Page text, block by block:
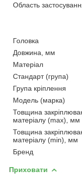
Область
Головка
Довжина, мм
Матеріал
Стандарт (група)
Група кріплення
Модель (марка)
Товщина
матеріалу (max), мм
Товщина
матеріалу (min), мм
Бренд
Приховати